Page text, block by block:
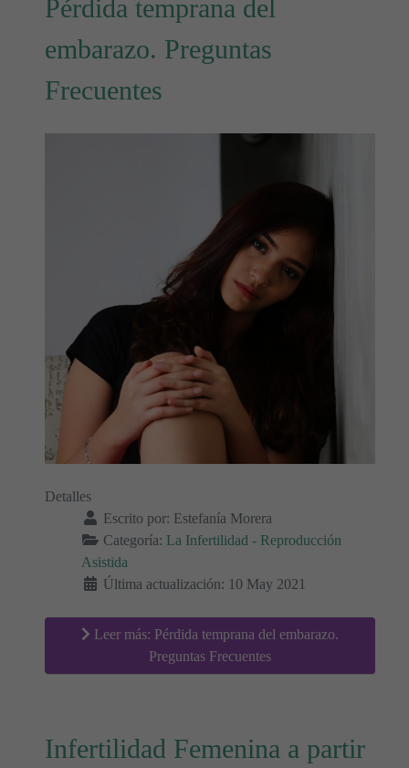
Pérdida temprana del
embarazo. Preguntas
Frecuentes
Detalles
Escrito por: Estefanía Morera
Categoría: La Infertilidad - Reproducción
Asistida
Última actualización: 10 May 2021
Leer más: Pérdida temprana del embarazo.
Preguntas Frecuentes
Infertilidad Femenina a partir